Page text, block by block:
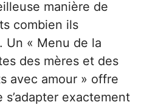
manière de
combien ils
Un « Menu de la
des mères et des
avec amour » offre
s’adapter exactement